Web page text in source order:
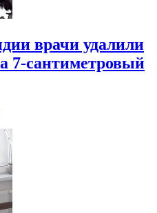
врачи удалили
7-сантиметровый